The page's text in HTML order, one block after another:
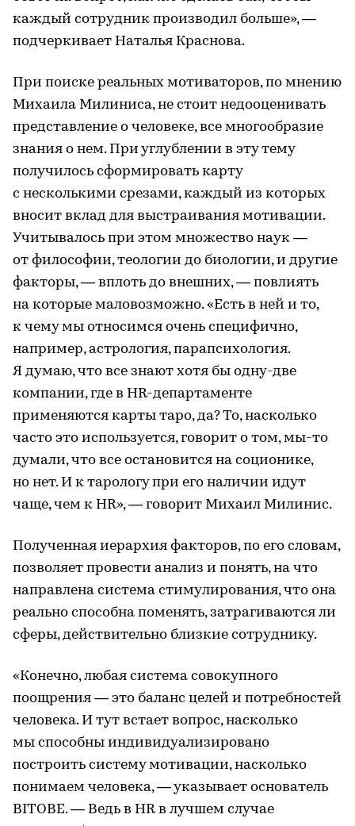
каждый сотрудник производил больше», —
подчеркивает Наталья Краснова.
При поиске реальных мотиваторов, по мнению
Михаила Милиниса, не стоит недооценивать
представление о человеке, все многообразие
знания о нем. При углублении в эту тему
получилось сформировать карту
с несколькими срезами, каждый из которых
вносит вклад для выстраивания мотивации.
Учитывалось при этом множество наук —
от философии, теологии до биологии, и другие
факторы, — вплоть до внешних, — повлиять
на которые маловозможно. «Есть в ней и то,
к чему мы относимся очень специфично,
например, астрология, парапсихология.
Я думаю, что все знают хотя бы одну-две
компании, где в HR-департаменте
применяются карты таро, да? То, насколько
часто это используется, говорит о том, мы-то
думали, что все остановится на соционике,
но нет. И к тарологу при его наличии идут
чаще, чем к HR», — говорит Михаил Милинис.
Полученная иерархия факторов, по его словам,
позволяет провести анализ и понять, на что
направлена система стимулирования, что она
реально способна поменять, затрагиваются ли
сферы, действительно близкие сотруднику.
«Конечно, любая система совокупного
поощрения — это баланс целей и потребностей
человека. И тут встает вопрос, насколько
мы способны индивидуализировано
построить систему мотивации, насколько
понимаем человека, — указывает основатель
BITOBE. — Ведь в HR в лучшем случае